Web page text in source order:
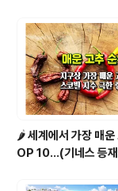
🌶️ 세계에서 가장 매
OP 10...(기네스 등